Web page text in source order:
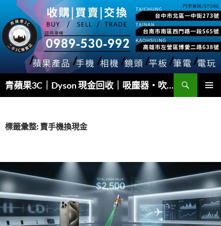
主
要
青蘋果3C｜Dyson 現金回收｜吸塵器・吹風機・Airwrap 快速估價
搜
尋
標籤彙整: 賣手機換現金